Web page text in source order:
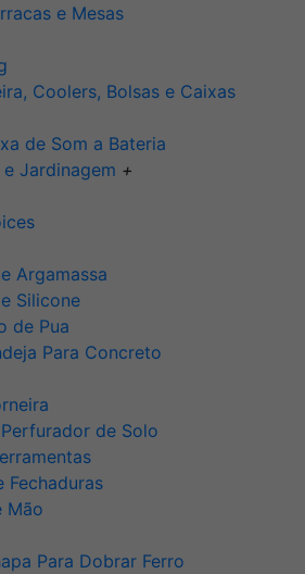
e Mesas
Coolers, Bolsas e Caixas
de Som a Bateria
Jardinagem +
Argamassa
Silicone
de Pua
Para Concreto
de Solo
Fechaduras
Mão
Para Dobrar Ferro